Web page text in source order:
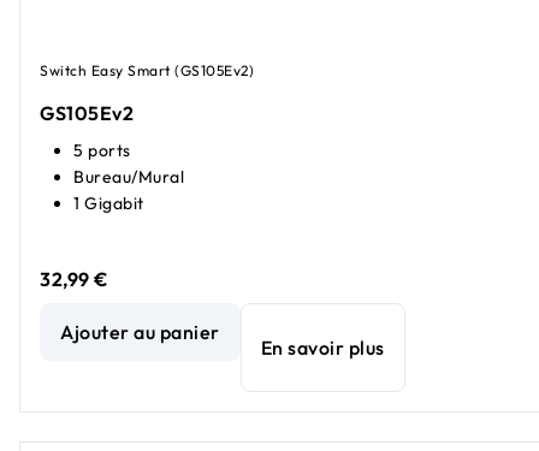
Switch Easy Smart (GS105Ev2)
GS105Ev2
5 ports
Bureau/Mural
1 Gigabit
32,99 €
Commutateur Easy Smart Switch Gigabit Ethernet 5 ports
Ajouter au panier
En savoir plus